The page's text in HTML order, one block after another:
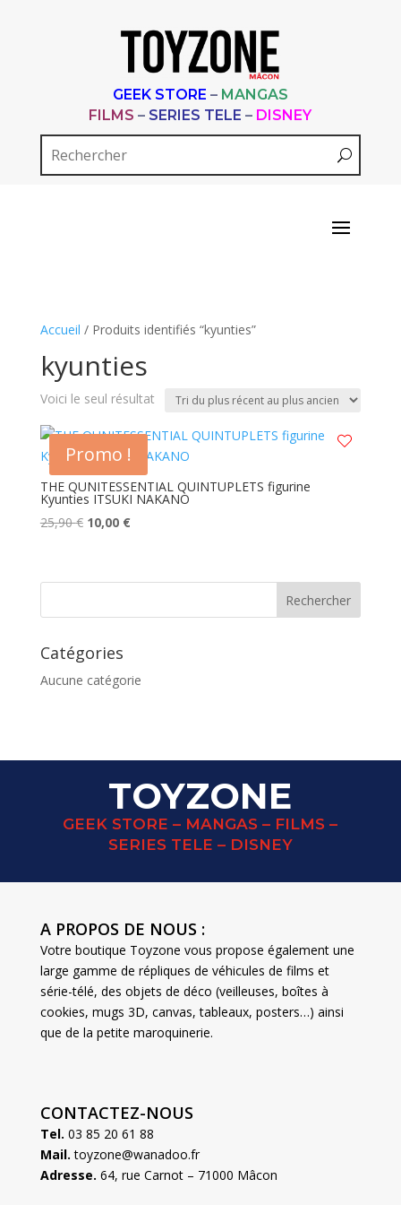
GEEK STORE – MANGAS
FILMS – SERIES TELE – DISNEY
Accueil / Produits identifiés “kyunties”
kyunties
Voici le seul résultat
Promo !
THE QUNITESSENTIAL QUINTUPLETS figurine
Kyunties ITSUKI NAKANO
25,90€ Le
était :
10,00 €Le
est :
Catégories
Aucune catégorie
TOYZONE
GEEK STORE – MANGAS – FILMS –
SERIES TELE – DISNEY
A PROPOS DE NOUS :
Votre boutique Toyzone vous propose également une
large gamme de répliques de véhicules de films et
série-télé, des objets de déco (veilleuses, boîtes à
cookies, mugs 3D, canvas, tableaux, posters…) ainsi
que de la petite maroquinerie.
CONTACTEZ-NOUS
Tel. 03 85 20 61 88
Mail. toyzone@wanadoo.fr
Adresse. 64, rue Carnot – 71000 Mâcon